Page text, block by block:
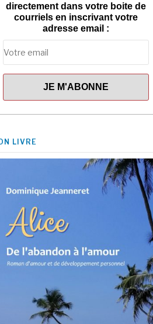
directement dans votre boite de
courriels en inscrivant votre
adresse email :
LIVRE